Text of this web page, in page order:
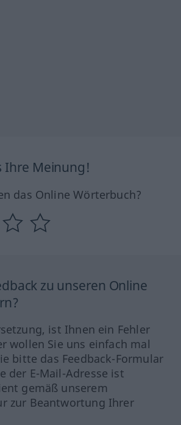
Ihre Meinung!
das Online Wörterbuch?
zu unseren Online
ist Ihnen ein Fehler
wollen Sie uns einfach mal
bitte das Feedback-Formular
der E-Mail-Adresse ist
gemäß unserem
zur Beantwortung Ihrer